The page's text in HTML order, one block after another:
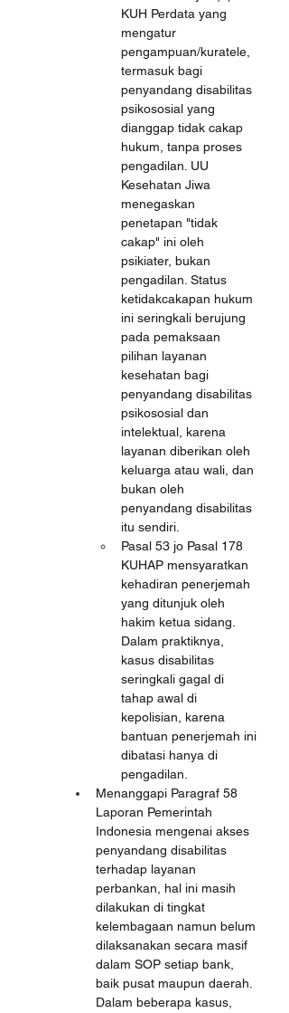
KUH Perdata yang
mengatur
pengampuan/kuratele,
termasuk bagi
penyandang disabilitas
psikososial yang
dianggap tidak cakap
hukum, tanpa proses
pengadilan. UU
Kesehatan Jiwa
menegaskan
penetapan "tidak
cakap" ini oleh
psikiater, bukan
pengadilan. Status
ketidakcakapan hukum
ini seringkali berujung
pada pemaksaan
pilihan layanan
kesehatan bagi
penyandang disabilitas
psikososial dan
intelektual, karena
layanan diberikan oleh
keluarga atau wali, dan
bukan oleh
penyandang disabilitas
itu sendiri.
Pasal 53 jo Pasal 178
KUHAP mensyaratkan
kehadiran penerjemah
yang ditunjuk oleh
hakim ketua sidang.
Dalam praktiknya,
kasus disabilitas
seringkali gagal di
tahap awal di
kepolisian, karena
bantuan penerjemah ini
dibatasi hanya di
pengadilan.
Menanggapi Paragraf 58
Laporan Pemerintah
Indonesia mengenai akses
penyandang disabilitas
terhadap layanan
perbankan, hal ini masih
dilakukan di tingkat
kelembagaan namun belum
dilaksanakan secara masif
dalam SOP setiap bank,
baik pusat maupun daerah.
Dalam beberapa kasus,